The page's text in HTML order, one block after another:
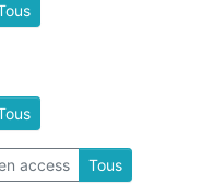
access Tous